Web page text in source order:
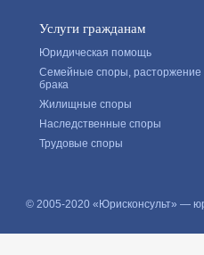
Услуги гражданам
Юридическая помощь
Семейные споры, расторжение
брака
Жилищные споры
Наследственные споры
Трудовые споры
© 2005-2020 «Юрисконсульт» —